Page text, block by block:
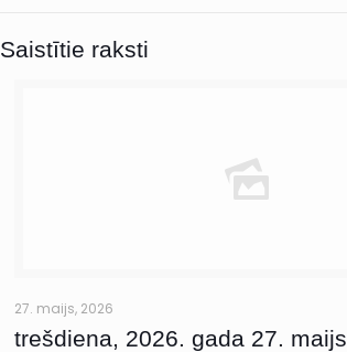
Saistītie raksti
27. maijs, 2026
trešdiena, 2026. gada 27. maijs